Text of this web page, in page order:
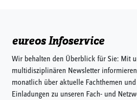
eureos Infoservice
Wir behalten den Überblick für Sie: Mit
multidisziplinären Newsletter
monatlich über aktuelle Fachthemen
Einladungen zu unseren Fach- und